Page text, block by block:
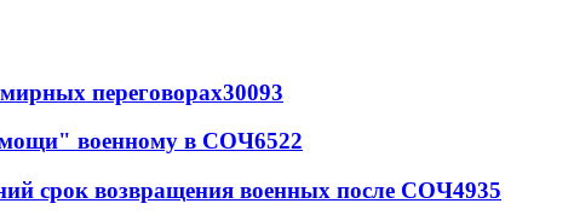
переговорах30093
военному в СОЧ6522
срок возвращения военных после СОЧ4935